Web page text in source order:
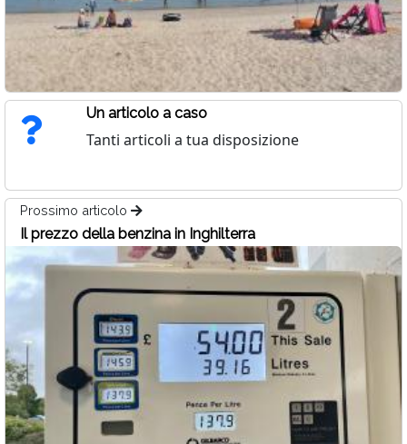
Un articolo a caso
Tanti articoli a tua disposizione
Prossimo articolo
Il prezzo della benzina in Inghilterra